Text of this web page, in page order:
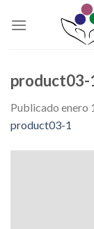
product03-
Publicado enero
product03-1